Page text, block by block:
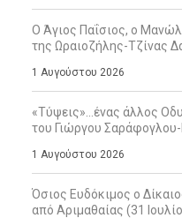
Ο Άγιος Παΐσιος, ο
της Ωραιοζήλης-Τζίνας
1 Αυγούστου 2026
«Τύψεις»…ένας άλλος
του Γιώργου
1 Αυγούστου 2026
Όσιος Ευδόκιμος ο
από Αριμαθαίας (31